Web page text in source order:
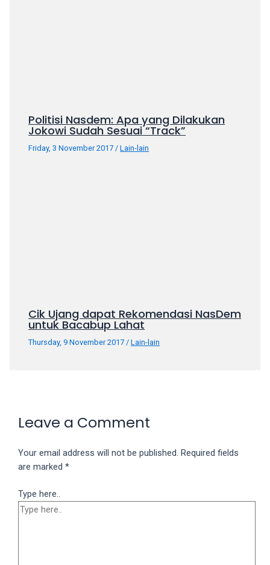
Politisi Nasdem: Apa yang Dilakukan
Jokowi Sudah Sesuai “Track”
Friday, 3 November 2017 /Lain-lain
Cik Ujang dapat Rekomendasi NasDem
untuk Bacabup Lahat
Thursday, 9 November 2017 /Lain-lain
Leave a Comment
Your email address will not be published. Required fields
are marked*
Type here..